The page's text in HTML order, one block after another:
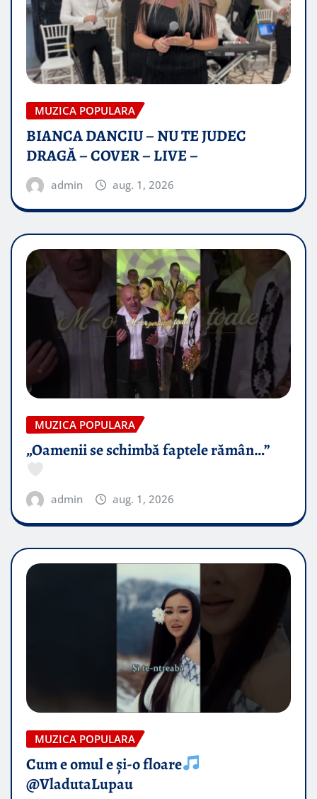
MUZICA POPULARA
BIANCA DANCIU – NU TE JUDEC
DRAGĂ – COVER – LIVE –
admin aug. 1, 2026
MUZICA POPULARA
„Oamenii se schimbă faptele rămân…”
admin aug. 1, 2026
MUZICA POPULARA
Cum e omul e și-o floare
@VladutaLupau